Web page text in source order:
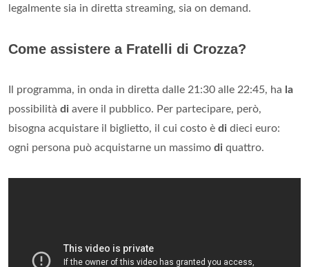
legalmente sia in diretta streaming, sia on demand.
Come assistere a Fratelli di Crozza?
Il programma, in onda in diretta dalle 21:30 alle 22:45, ha la
possibilità di avere il pubblico. Per partecipare, però,
bisogna acquistare il biglietto, il cui costo è di dieci euro:
ogni persona può acquistarne un massimo di quattro.